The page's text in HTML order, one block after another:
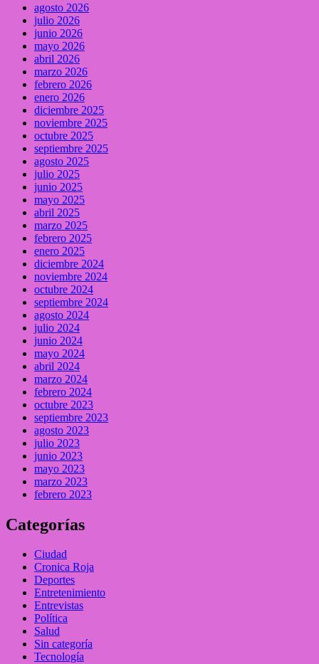
agosto 2026
julio 2026
junio 2026
mayo 2026
abril 2026
marzo 2026
febrero 2026
enero 2026
diciembre 2025
noviembre 2025
octubre 2025
septiembre 2025
agosto 2025
julio 2025
junio 2025
mayo 2025
abril 2025
marzo 2025
febrero 2025
enero 2025
diciembre 2024
noviembre 2024
octubre 2024
septiembre 2024
agosto 2024
julio 2024
junio 2024
mayo 2024
abril 2024
marzo 2024
febrero 2024
octubre 2023
septiembre 2023
agosto 2023
julio 2023
junio 2023
mayo 2023
marzo 2023
febrero 2023
Categorías
Ciudad
Cronica Roja
Deportes
Entretenimiento
Entrevistas
Política
Salud
Sin categoría
Tecnología